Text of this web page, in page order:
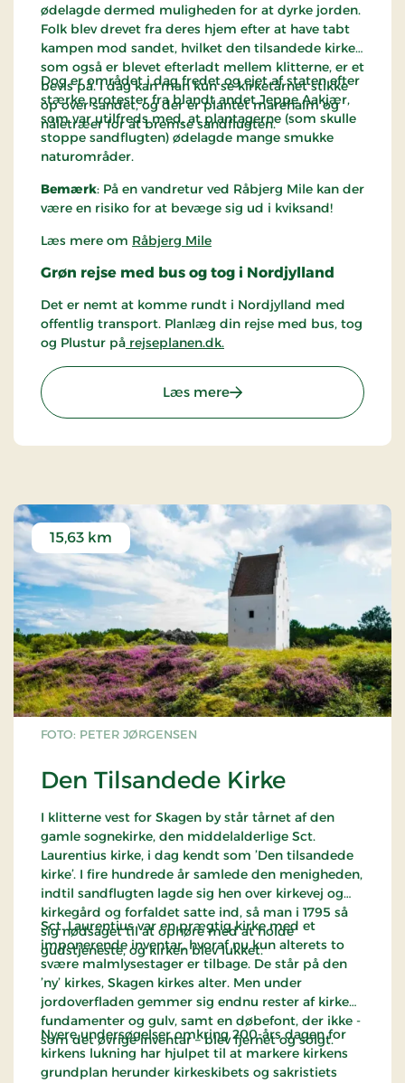
ødelagde dermed muligheden for at dyrke jorden.
Folk blev drevet fra deres hjem efter at have tabt
kampen mod sandet, hvilket den tilsandede kirke,
som også er blevet efterladt mellem klitterne, er et
bevis på. I dag kan man kun se kirketårnet stikke
op over sandet, og der er plantet marehalm og
nåletræer for at bremse sandflugten.
Dog er området i dag fredet og ejet af staten efter
stærke protester fra blandt andet Jeppe Aakjær,
som var utilfreds med, at plantagerne (som skulle
stoppe sandflugten) ødelagde mange smukke
naturområder.
Bemærk: På en vandretur ved Råbjerg Mile kan der
være en risiko for at bevæge sig ud i kviksand!
Læs mere om Råbjerg Mile
Grøn rejse med bus og tog i Nordjylland
Det er nemt at komme rundt i Nordjylland med
offentlig transport. Planlæg din rejse med bus, tog
og Plustur på rejseplanen.dk.
Læs mere: Råbjerg Mile
FOTO: PETER JØRGENSEN
Den Tilsandede Kirke
15,63 km
I klitterne vest for Skagen by står tårnet af den
gamle sognekirke, den middelalderlige Sct.
Laurentius kirke, i dag kendt som ’Den tilsandede
kirke’. I fire hundrede år samlede den menigheden,
indtil sandflugten lagde sig hen over kirkevej og
kirkegård og forfaldet satte ind, så man i 1795 så
sig nødsaget til at ophøre med at holde
gudstjeneste, og kirken blev lukket.
Sct. Laurentius var en prægtig kirke med et
imponerende inventar, hvoraf nu kun alterets to
svære malmlysestager er tilbage. De står på den
’ny’ kirkes, Skagen kirkes alter. Men under
jordoverfladen gemmer sig endnu rester af kirkens
fundamenter og gulv, samt en døbefont, der ikke -
som det øvrige inventar – blev fjernet og solgt.
Nyere undersøgelser omkring 200-års dagen for
kirkens lukning har hjulpet til at markere kirkens
grundplan herunder kirkeskibets og sakristiets